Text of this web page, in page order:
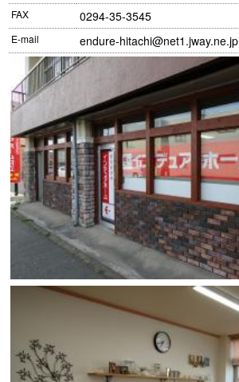
FAX 0294-35-3545
E-mail endure-hitachi@net1.jway.ne.jp